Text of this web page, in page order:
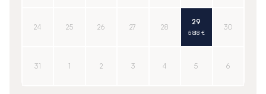
24 25 26 27 28
29
5 818 €
30
31 1 2 3 4 5 6